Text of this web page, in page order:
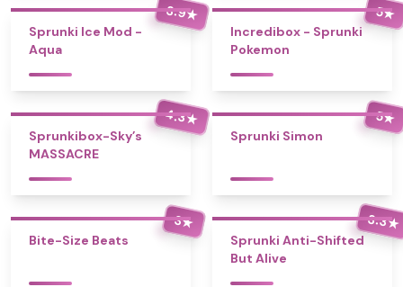
3.9★
Sprunki Ice Mod -
Aqua
5★
Incredibox - Sprunki
Pokemon
4.3★
Sprunkibox-Sky’s
MASSACRE
5★
Sprunki Simon
3★
Bite-Size Beats
3.3★
Sprunki Anti-Shifted
But Alive